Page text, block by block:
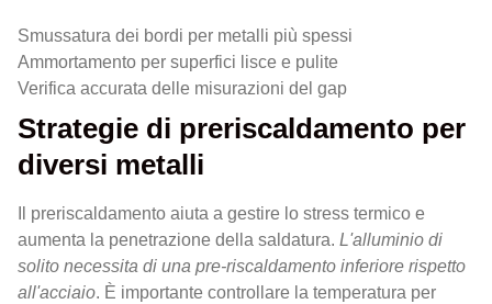
Smussatura dei bordi per metalli più spessi
Ammortamento per superfici lisce e pulite
Verifica accurata delle misurazioni del gap
Strategie di preriscaldamento per
diversi metalli
Il preriscaldamento aiuta a gestire lo stress termico e
aumenta la penetrazione della saldatura. L'alluminio di
solito necessita di una pre-riscaldamento inferiore rispetto
all'acciaio. È importante controllare la temperatura per